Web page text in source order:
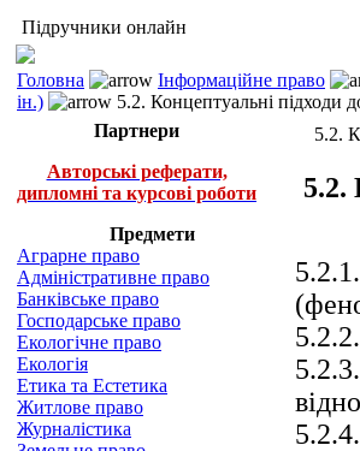
Підручники онлайн
Головна Інформаційне право
ін.)
5.2. Концептуальні підходи
Партнери
Авторські реферати,
дипломні та курсові роботи
Предмети
Аграрне право
Адміністративне право
Банківське право
Господарське право
Екологічне право
Екологія
Етика та Естетика
Житлове право
Журналістика
5.2.
5.2.